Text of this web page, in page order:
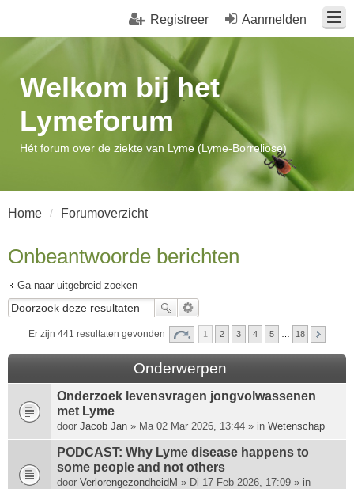
Aanmelden
Registreer
Welkom bij het
Lymeforum
Hét forum over de ziekte van Lyme (Lyme-Borreliose)
Home Forumoverzicht
Onbeantwoorde berichten
Ga naar uitgebreid zoeken
Er zijn 441 resultaten gevonden 1 2 3 4 5 18
Onderwerpen
Onderzoek levensvragen jongvolwassenen
met Lyme
door Jacob Jan » Ma 02 Mar 2026, 13:44 » in Wetenschap
PODCAST: Why Lyme disease happens to
some people and not others
door VerlorengezondheidM » Di 17 Feb 2026, 17:09 » in